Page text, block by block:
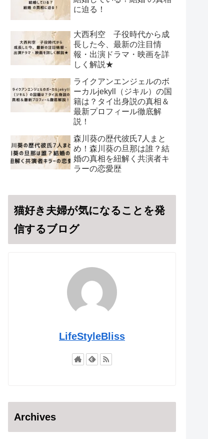
に迫る！
大西利空 子役時代から成
長した今、最新の注目情
報・出演ドラマ・映画を詳
しく解説★
ライクアンエンジェルのボ
ーカルjekyll（ジキル）の国
籍は？タイ出身説の真相＆
最新プロフィール徹底解
説！
森川葵の歴代彼氏7人まと
め！森川葵の旦那は誰？結
婚の真相を紐解く共演者キ
ラーの恋愛歴
猫好き夫婦が気になることを発
信するブログ
LifeStyleBliss
Archives